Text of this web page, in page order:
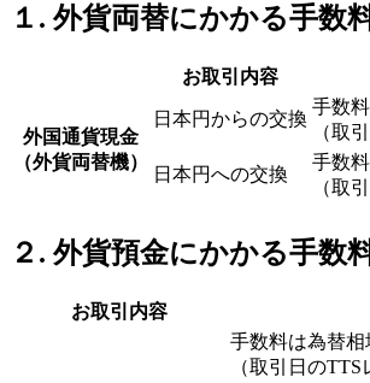
１. 外貨両替にかかる手数
お取引内容
外国通貨現金
（外貨両替機）
日本円からの交換
手数
（取
日本円への交換
手数
（取
２. 外貨預金にかかる手数
お取引内容
手数料は為替相
（取引日の